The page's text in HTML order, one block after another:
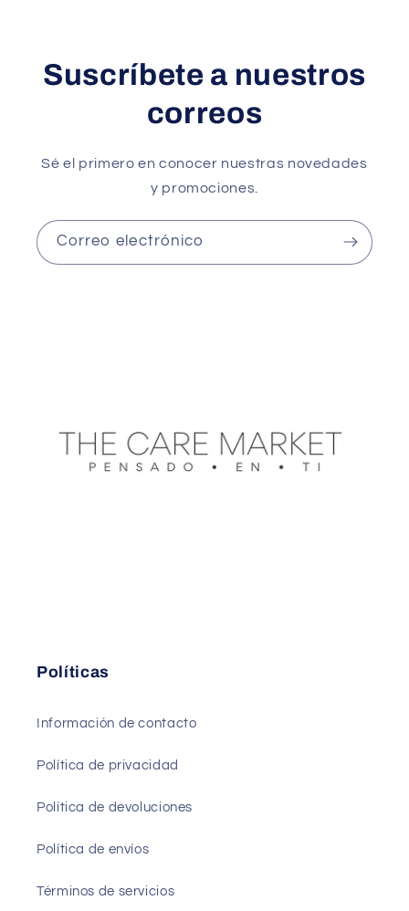
Suscríbete a nuestros
correos
Sé el primero en conocer nuestras novedades
y promociones.
Correo electrónico
Políticas
Información de contacto
Política de privacidad
Política de devoluciones
Política de envíos
Términos de servicios